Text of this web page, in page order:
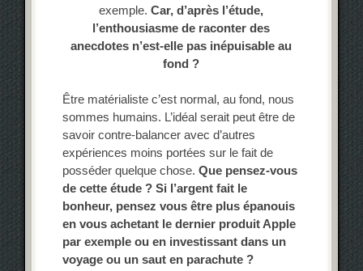
exemple. Car, d’après l’étude,
l’enthousiasme de raconter des
anecdotes n’est-elle pas inépuisable au
fond ?
Être matérialiste c’est normal, au fond, nous
sommes humains. L’idéal serait peut être de
savoir contre-balancer avec d’autres
expériences moins portées sur le fait de
posséder quelque chose.Que pensez-vous
de cette étude ? Si l’argent fait le
bonheur, pensez vous être plus épanouis
en vous achetant le dernier produit Apple
par exemple ou en investissant dans un
voyage ou un saut en parachute ?